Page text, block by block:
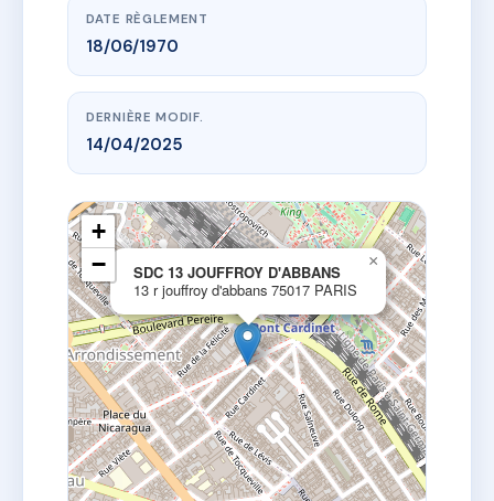
DATE RÈGLEMENT
18/06/1970
DERNIÈRE MODIF.
14/04/2025
SDC 13 JOUFFROY D'ABBANS
13 r jouffroy d'abbans 75017 PARIS
×
+
−